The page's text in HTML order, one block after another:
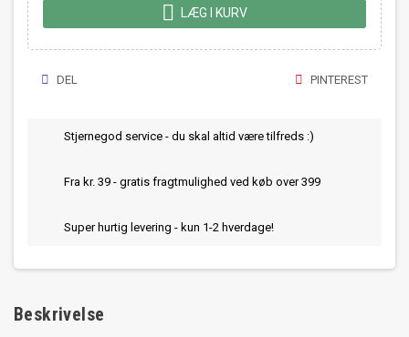
 LÆG I KURV
DEL PINTEREST
Stjernegod service - du skal altid være tilfreds :)
Fra kr. 39 - gratis fragtmulighed ved køb over 399
Super hurtig levering - kun 1-2 hverdage!
Beskrivelse